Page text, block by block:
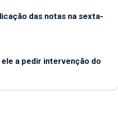
das notas na sexta-
a pedir intervenção do